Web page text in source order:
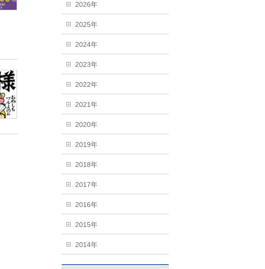
2026年
2025年
2024年
2023年
2022年
2021年
2020年
2019年
2018年
2017年
2016年
2015年
2014年